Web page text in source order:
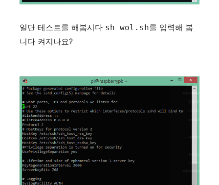
일단 테스트를 해봅시다 sh wol.sh를 입력해 봅
니다 켜지나요?